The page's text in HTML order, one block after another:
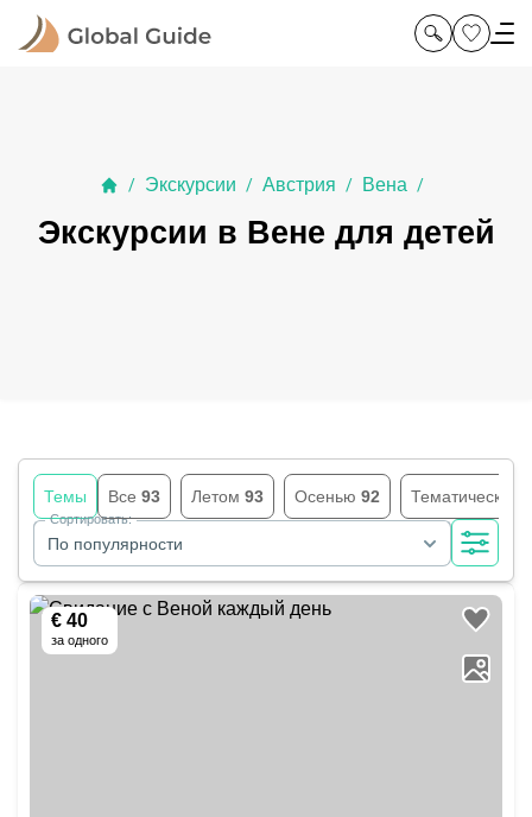
/ Экскурсии / Австрия / Вена /
Экскурсии в Вене для детей
Темы Все 93 Летом 93 Осенью 92 Тематические
По популярности
Сортировать:
€ 40
за одного